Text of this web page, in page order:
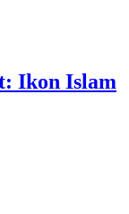
Ikon Islam